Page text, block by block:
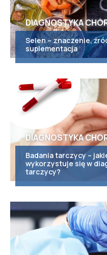
DIAGNOSTYKA
Selen – znaczenie,
suplementacja
DIAGNOSTYKA
Badania tarczycy –
wykorzystuje się w
tarczycy?